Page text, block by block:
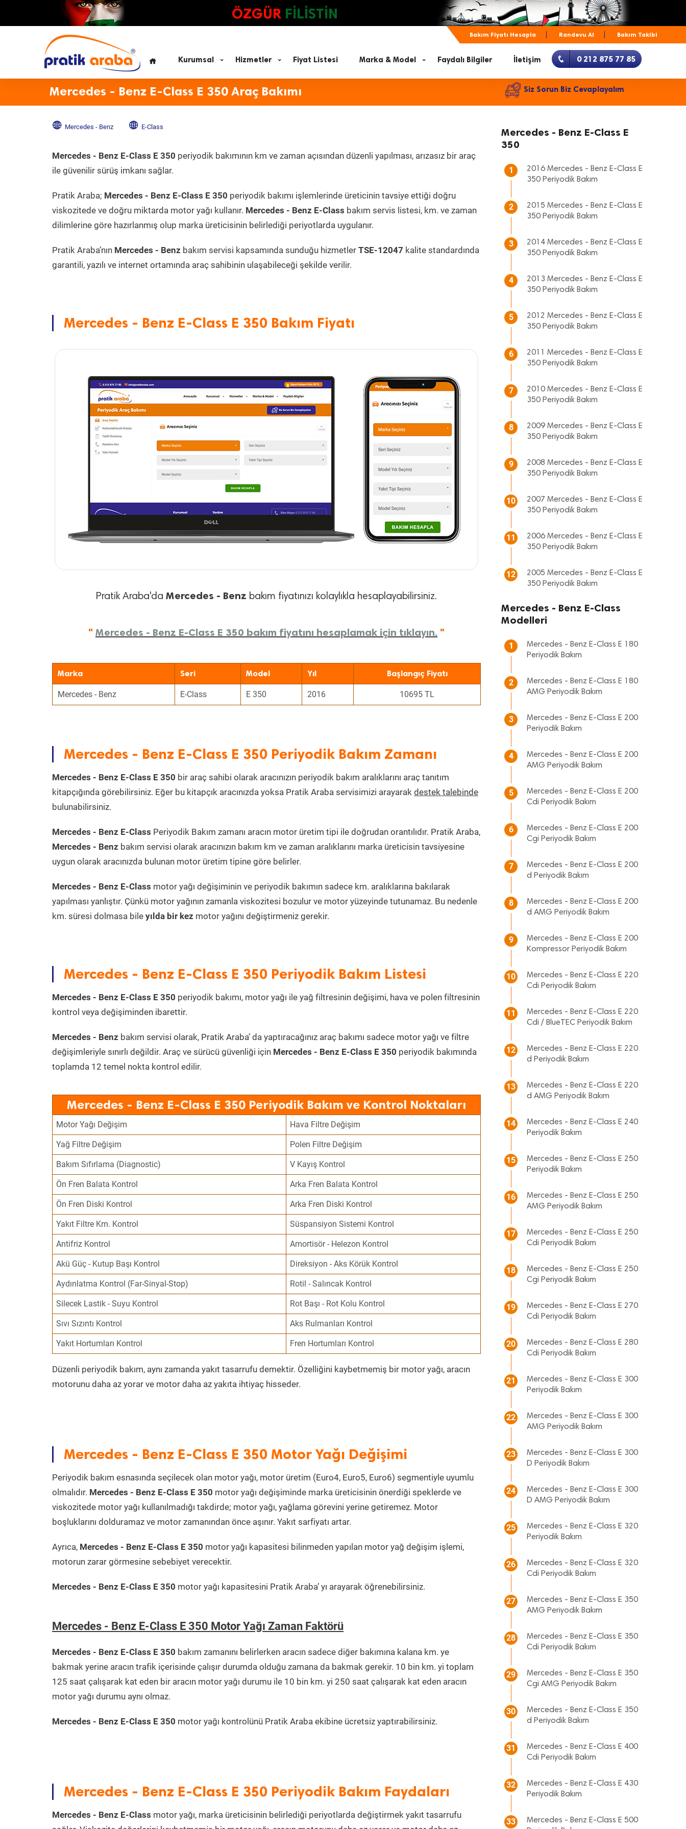
ÖZGÜR FİLİSTİN
Bakım Fiyatı Hesapla Randevu Al Bakım Takibi
Kurumsal Hizmetler Fiyat Listesi Marka & Model Faydalı Bilgiler İletişim 0 212 875 77 85
Mercedes - Benz E-Class E 350 Araç Bakımı Siz Sorun Biz Cevaplayalım
Mercedes - Benz E-Class
Mercedes - Benz E-Class E 350 periyodik bakımının km ve zaman açısından düzenli yapılması, arızasız bir araç
ile güvenilir sürüş imkanı sağlar.
Pratik Araba; Mercedes - Benz E-Class E 350 periyodik bakımı işlemlerinde üreticinin tavsiye ettiği doğru
viskozitede ve doğru miktarda motor yağı kullanır. Mercedes - Benz E-Class bakım servis listesi, km. ve zaman
dilimlerine göre hazırlanmış olup marka üreticisinin belirlediği periyotlarda uygulanır.
Pratik Araba’nın Mercedes - Benz bakım servisi kapsamında sunduğu hizmetler TSE-12047 kalite standardında
garantili, yazılı ve internet ortamında araç sahibinin ulaşabileceği şekilde verilir.
Mercedes - Benz E-Class E 350 Bakım Fiyatı
Pratik Araba'da Mercedes - Benz bakım fiyatınızı kolaylıkla hesaplayabilirsiniz.
" Mercedes - Benz E-Class E 350 bakım fiyatını hesaplamak için tıklayın. "
Marka Seri Model Yıl Başlangıç Fiyatı
Mercedes - Benz E-Class E 350 2016 10695 TL
Mercedes - Benz E-Class E 350 Periyodik Bakım Zamanı
Mercedes - Benz E-Class E 350 bir araç sahibi olarak aracınızın periyodik bakım aralıklarını araç tanıtım
kitapçığında görebilirsiniz. Eğer bu kitapçık aracınızda yoksa Pratik Araba servisimizi arayarak destek talebinde
bulunabilirsiniz.
Mercedes - Benz E-Class Periyodik Bakım zamanı aracın motor üretim tipi ile doğrudan orantılıdır. Pratik Araba,
Mercedes - Benz bakım servisi olarak aracınızın bakım km ve zaman aralıklarını marka üreticisin tavsiyesine
uygun olarak aracınızda bulunan motor üretim tipine göre belirler.
Mercedes - Benz E-Class motor yağı değişiminin ve periyodik bakımın sadece km. aralıklarına bakılarak
yapılması yanlıştır. Çünkü motor yağının zamanla viskozitesi bozulur ve motor yüzeyinde tutunamaz. Bu nedenle
km. süresi dolmasa bile yılda bir kez motor yağını değiştirmeniz gerekir.
Mercedes - Benz E-Class E 350 Periyodik Bakım Listesi
Mercedes - Benz E-Class E 350 periyodik bakımı, motor yağı ile yağ filtresinin değişimi, hava ve polen filtresinin
kontrol veya değişiminden ibarettir.
Mercedes - Benz bakım servisi olarak, Pratik Araba’ da yaptıracağınız araç bakımı sadece motor yağı ve filtre
değişimleriyle sınırlı değildir. Araç ve sürücü güvenliği için Mercedes - Benz E-Class E 350 periyodik bakımında
toplamda 12 temel nokta kontrol edilir.
Mercedes - Benz E-Class E 350 Periyodik Bakım ve Kontrol Noktaları
Motor Yağı Değişim Hava Filtre Değişim
Yağ Filtre Değişim Polen Filtre Değişim
Bakım Sıfırlama (Diagnostic) V Kayış Kontrol
Ön Fren Balata Kontrol Arka Fren Balata Kontrol
Ön Fren Diski Kontrol Arka Fren Diski Kontrol
Yakıt Filtre Km. Kontrol Süspansiyon Sistemi Kontrol
Antifriz Kontrol Amortisör - Helezon Kontrol
Akü Güç - Kutup Başı Kontrol Direksiyon - Aks Körük Kontrol
Aydınlatma Kontrol (Far-Sinyal-Stop) Rotil - Salıncak Kontrol
Silecek Lastik - Suyu Kontrol Rot Başı - Rot Kolu Kontrol
Sıvı Sızıntı Kontrol Aks Rulmanları Kontrol
Yakıt Hortumları Kontrol Fren Hortumları Kontrol
Düzenli periyodik bakım, aynı zamanda yakıt tasarrufu demektir. Özelliğini kaybetmemiş bir motor yağı, aracın
motorunu daha az yorar ve motor daha az yakıta ihtiyaç hisseder.
Mercedes - Benz E-Class E 350 Motor Yağı Değişimi
Periyodik bakım esnasında seçilecek olan motor yağı, motor üretim (Euro4, Euro5, Euro6) segmentiyle uyumlu
olmalıdır. Mercedes - Benz E-Class E 350 motor yağı değişiminde marka üreticisinin önerdiği speklerde ve
viskozitede motor yağı kullanılmadığı takdirde; motor yağı, yağlama görevini yerine getiremez. Motor
boşluklarını dolduramaz ve motor zamanından önce aşınır. Yakıt sarfiyatı artar.
Ayrıca, Mercedes - Benz E-Class E 350 motor yağı kapasitesi bilinmeden yapılan motor yağ değişim işlemi,
motorun zarar görmesine sebebiyet verecektir.
Mercedes - Benz E-Class E 350 motor yağı kapasitesini Pratik Araba’ yı arayarak öğrenebilirsiniz.
Mercedes - Benz E-Class E 350 Motor Yağı Zaman Faktörü
Mercedes - Benz E-Class E 350 bakım zamanını belirlerken aracın sadece diğer bakımına kalana km. ye
bakmak yerine aracın trafik içerisinde çalışır durumda olduğu zamana da bakmak gerekir. 10 bin km. yi toplam
125 saat çalışarak kat eden bir aracın motor yağı durumu ile 10 bin km. yi 250 saat çalışarak kat eden aracın
motor yağı durumu aynı olmaz.
Mercedes - Benz E-Class E 350 motor yağı kontrolünü Pratik Araba ekibine ücretsiz yaptırabilirsiniz.
Mercedes - Benz E-Class E 350 Periyodik Bakım Faydaları
Mercedes - Benz E-Class motor yağı, marka üreticisinin belirlediği periyotlarda değiştirmek yakıt tasarrufu
Mercedes - Benz E-Class E
350
1
2016 Mercedes - Benz E-Class E
350 Periyodik Bakım
2
2015 Mercedes - Benz E-Class E
350 Periyodik Bakım
3
2014 Mercedes - Benz E-Class E
350 Periyodik Bakım
4
2013 Mercedes - Benz E-Class E
350 Periyodik Bakım
5
2012 Mercedes - Benz E-Class E
350 Periyodik Bakım
6
2011 Mercedes - Benz E-Class E
350 Periyodik Bakım
7
2010 Mercedes - Benz E-Class E
350 Periyodik Bakım
8
2009 Mercedes - Benz E-Class E
350 Periyodik Bakım
9
2008 Mercedes - Benz E-Class E
350 Periyodik Bakım
10
2007 Mercedes - Benz E-Class E
350 Periyodik Bakım
11
2006 Mercedes - Benz E-Class E
350 Periyodik Bakım
12
2005 Mercedes - Benz E-Class E
350 Periyodik Bakım
Mercedes - Benz E-Class
Modelleri
1
Mercedes - Benz E-Class E 180
Periyodik Bakım
2
Mercedes - Benz E-Class E 180
AMG Periyodik Bakım
3
Mercedes - Benz E-Class E 200
Periyodik Bakım
4
Mercedes - Benz E-Class E 200
AMG Periyodik Bakım
5
Mercedes - Benz E-Class E 200
Cdi Periyodik Bakım
6
Mercedes - Benz E-Class E 200
Cgi Periyodik Bakım
7
Mercedes - Benz E-Class E 200
d Periyodik Bakım
8
Mercedes - Benz E-Class E 200
d AMG Periyodik Bakım
9
Mercedes - Benz E-Class E 200
Kompressor Periyodik Bakım
10
Mercedes - Benz E-Class E 220
Cdi Periyodik Bakım
11
Mercedes - Benz E-Class E 220
Cdi / BlueTEC Periyodik Bakım
12
Mercedes - Benz E-Class E 220
d Periyodik Bakım
13
Mercedes - Benz E-Class E 220
d AMG Periyodik Bakım
14
Mercedes - Benz E-Class E 240
Periyodik Bakım
15
Mercedes - Benz E-Class E 250
Periyodik Bakım
16
Mercedes - Benz E-Class E 250
AMG Periyodik Bakım
17
Mercedes - Benz E-Class E 250
Cdi Periyodik Bakım
18
Mercedes - Benz E-Class E 250
Cgi Periyodik Bakım
19
Mercedes - Benz E-Class E 270
Cdi Periyodik Bakım
20
Mercedes - Benz E-Class E 280
Cdi Periyodik Bakım
21
Mercedes - Benz E-Class E 300
Periyodik Bakım
22
Mercedes - Benz E-Class E 300
AMG Periyodik Bakım
23
Mercedes - Benz E-Class E 300
D Periyodik Bakım
24
Mercedes - Benz E-Class E 300
D AMG Periyodik Bakım
25
Mercedes - Benz E-Class E 320
Periyodik Bakım
26
Mercedes - Benz E-Class E 320
Cdi Periyodik Bakım
27
Mercedes - Benz E-Class E 350
AMG Periyodik Bakım
28
Mercedes - Benz E-Class E 350
Cdi Periyodik Bakım
29
Mercedes - Benz E-Class E 350
Cgi AMG Periyodik Bakım
30
Mercedes - Benz E-Class E 350
d Periyodik Bakım
31
Mercedes - Benz E-Class E 400
Cdi Periyodik Bakım
32
Mercedes - Benz E-Class E 430
Periyodik Bakım
33
Mercedes - Benz E-Class E 500